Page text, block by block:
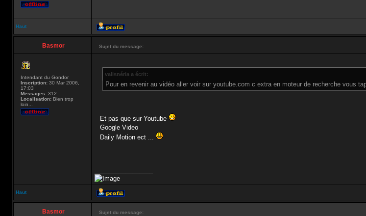
Haut
Basmor Sujet du message:
Intendant du Gondor
Inscription: 30 Mar 2006,
17:03
Messages: 312
Localisation: Bien trop
loin...
valisnéria a écrit:
Pour en revenir au vidéo aller voir sur youtube.com c extra en moteur de recherche vous
Et pas que sur Youtube
Google Video
Daily Motion ect ...
Haut
Basmor Sujet du message: